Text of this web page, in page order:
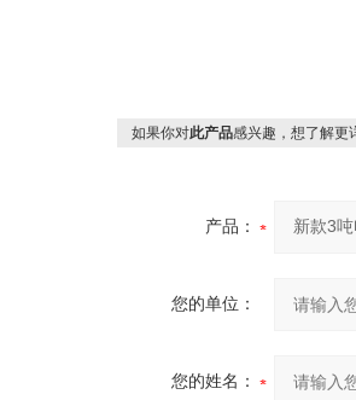
如果你对此产品感兴趣，想了解更
产品：
您的单位：
您的姓名：